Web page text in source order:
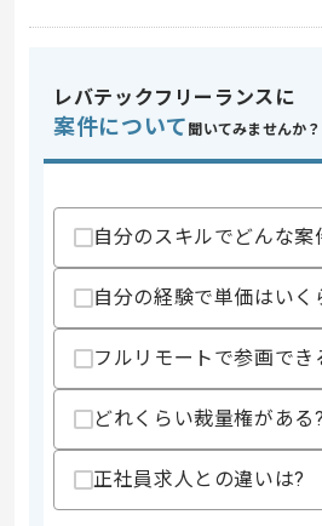
スキル
求めるスキ
・ビジネ
・ソフト
・ブリッジ
・日韓ビ
スキルに不
上記に似た
エージェントからのコ
メント
今回は韓
レバテックフリーランスに
案件について 聞いてみませんか？
自分のスキルでどんな案
自分の経験で単価はいく
フルリモートで参画でき
どれくらい裁量権がある?
正社員求人との違いは?